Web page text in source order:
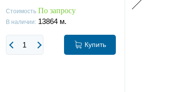
СтоимостьПо запросу
В наличии:13864 м.
Купить